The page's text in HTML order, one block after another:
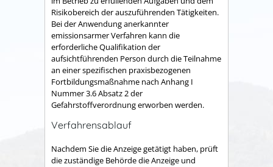
Risikobereich der auszuführenden Tätigkeiten.
Bei der Anwendung anerkannter
emissionsarmer Verfahren kann die
erforderliche Qualifikation der
aufsichtführenden Person durch die Teilnahme
an einer spezifischen praxisbezogenen
Fortbildungsmaßnahme nach Anhang I
Nummer 3.6 Absatz 2 der
Gefahrstoffverordnung erworben werden.
Verfahrensablauf
Nachdem Sie die Anzeige getätigt haben, prüft
die zuständige Behörde die Anzeige und